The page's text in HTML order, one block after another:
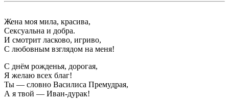
Жена моя мила, красива,
Сексуальна и добра.
И смотрит ласково, игриво,
С любовным взглядом на меня!
С днём рожденья, дорогая,
Я желаю всех благ!
Ты — словно Василиса Премудрая,
А я твой — Иван-дурак!